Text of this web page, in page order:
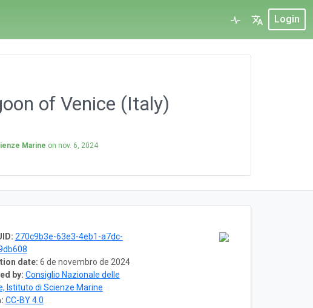
Login
of Venice (Italy)
Marine on nov. 6, 2024
270c9b3e-63e3-4eb1-a7dc-
date: 6 de novembro de 2024
by: Consiglio Nazionale delle
Istituto di Scienze Marine
CC-BY 4.0